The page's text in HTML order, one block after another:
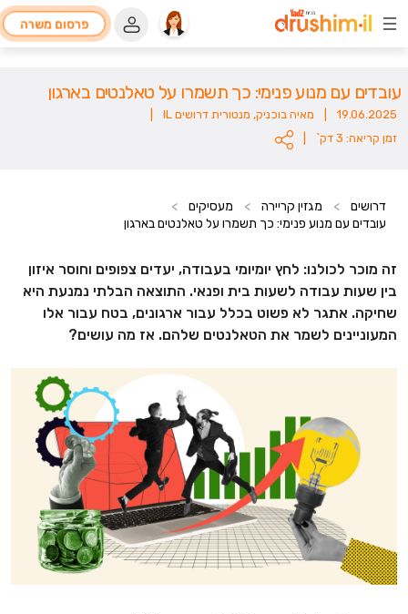
פרסום משרה
עובדים עם מנוע פנימי: כך תשמרו על טאלנטים בארגון
19.06.2025 מאיה בוכניק, מנטורית דרושים IL
זמן קריאה: 3 דק`
דרושים > מגזין קריירה > מעסיקים
>
עובדים עם מנוע פנימי: כך תשמרו על טאלנטים בארגון
זה מוכר לכולנו: לחץ יומיומי בעבודה, יעדים צפופים וחוסר איזון
בין שעות עבודה לשעות בית ופנאי. התוצאה הבלתי נמנעת היא
שחיקה. אתגר לא פשוט בכלל עבור ארגונים, בטח עבור אלו
המעוניינים לשמר את הטאלנטים שלהם. אז מה עושים?